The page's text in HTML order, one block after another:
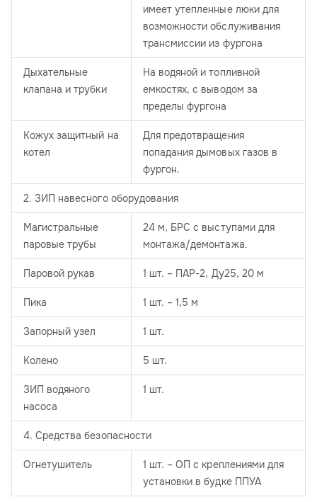
имеет утепленные люки для
возможности обслуживания
трансмиссии из фургона
Дыхательные
клапана и трубки
На водяной и топливной
емкостях, с выводом за
пределы фургона
Кожух защитный на
котел
Для предотвращения
попадания дымовых газов в
фургон.
2. ЗИП навесного оборудования
Магистральные
паровые трубы
24 м, БРС с выступами для
монтажа/демонтажа.
Паровой рукав 1 шт. – ПАР-2, Ду25, 20 м
Пика 1 шт. – 1,5 м
Запорный узел 1 шт.
Колено 5 шт.
ЗИП водяного
насоса
1 шт.
4. Средства безопасности
Огнетушитель
1 шт. – ОП с креплениями для
установки в будке ППУА